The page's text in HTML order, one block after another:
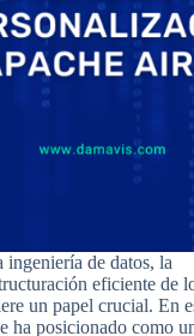
de datos, la
eficiente de
un papel crucial. En
ha posicionado como